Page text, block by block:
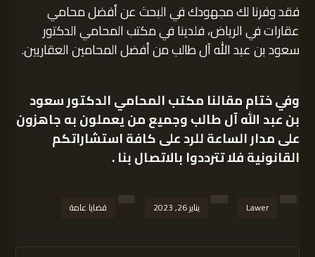
فقد وفرنا لك مجهودك في البحث عن أفضل محامي
عقارات في الرياض، فلدينا في مكتب المحامي الدكتور
سعود بن عبد الله آل طالب من أفضل المحامين العقاريين.
وفي ختام مقالنا مكتب المحامي الدكتور سعود
بن عبد الله آل طالبوجميع من يعملون به جاهزون
على مدار الساعة للرد على كافة استشاراتكم
القانونية فلا تترددوا بالاتصال بنا .
Lawer يناير 26, 2023 قضايا عامة